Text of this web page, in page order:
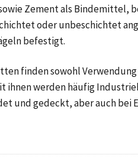
Zement als Bindemittel,
oder unbeschichtet
befestigt.
finden sowohl Verwendung
ihnen werden häufig
und gedeckt, aber auch bei